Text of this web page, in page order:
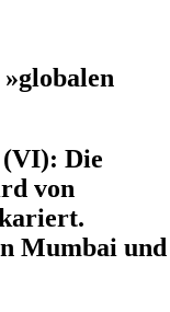
Die
von
Mumbai und